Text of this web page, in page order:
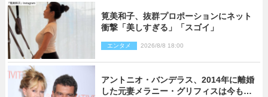
筧美和子、抜群プロポーションにネット
衝撃「美しすぎる」「スゴイ」
エンタメ 2026/8/8 18:00
アントニオ・バンデラス、2014年に離婚
した元妻メラニー・グリフィスは今も